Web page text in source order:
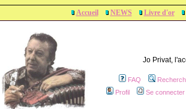
Accueil NEWS Livre d'or
Jo Privat,
FAQ
Profil
Se